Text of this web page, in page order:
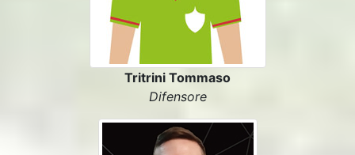
Tritrini Tommaso
Difensore